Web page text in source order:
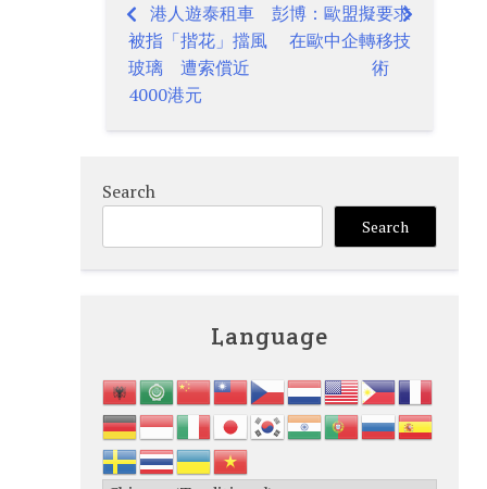
Post
navigation
港人遊泰租車
被指「揩花」擋風
玻璃 遭索償近
4000港元
彭博：歐盟擬要求
在歐中企轉移技
術
Search
Search
Language